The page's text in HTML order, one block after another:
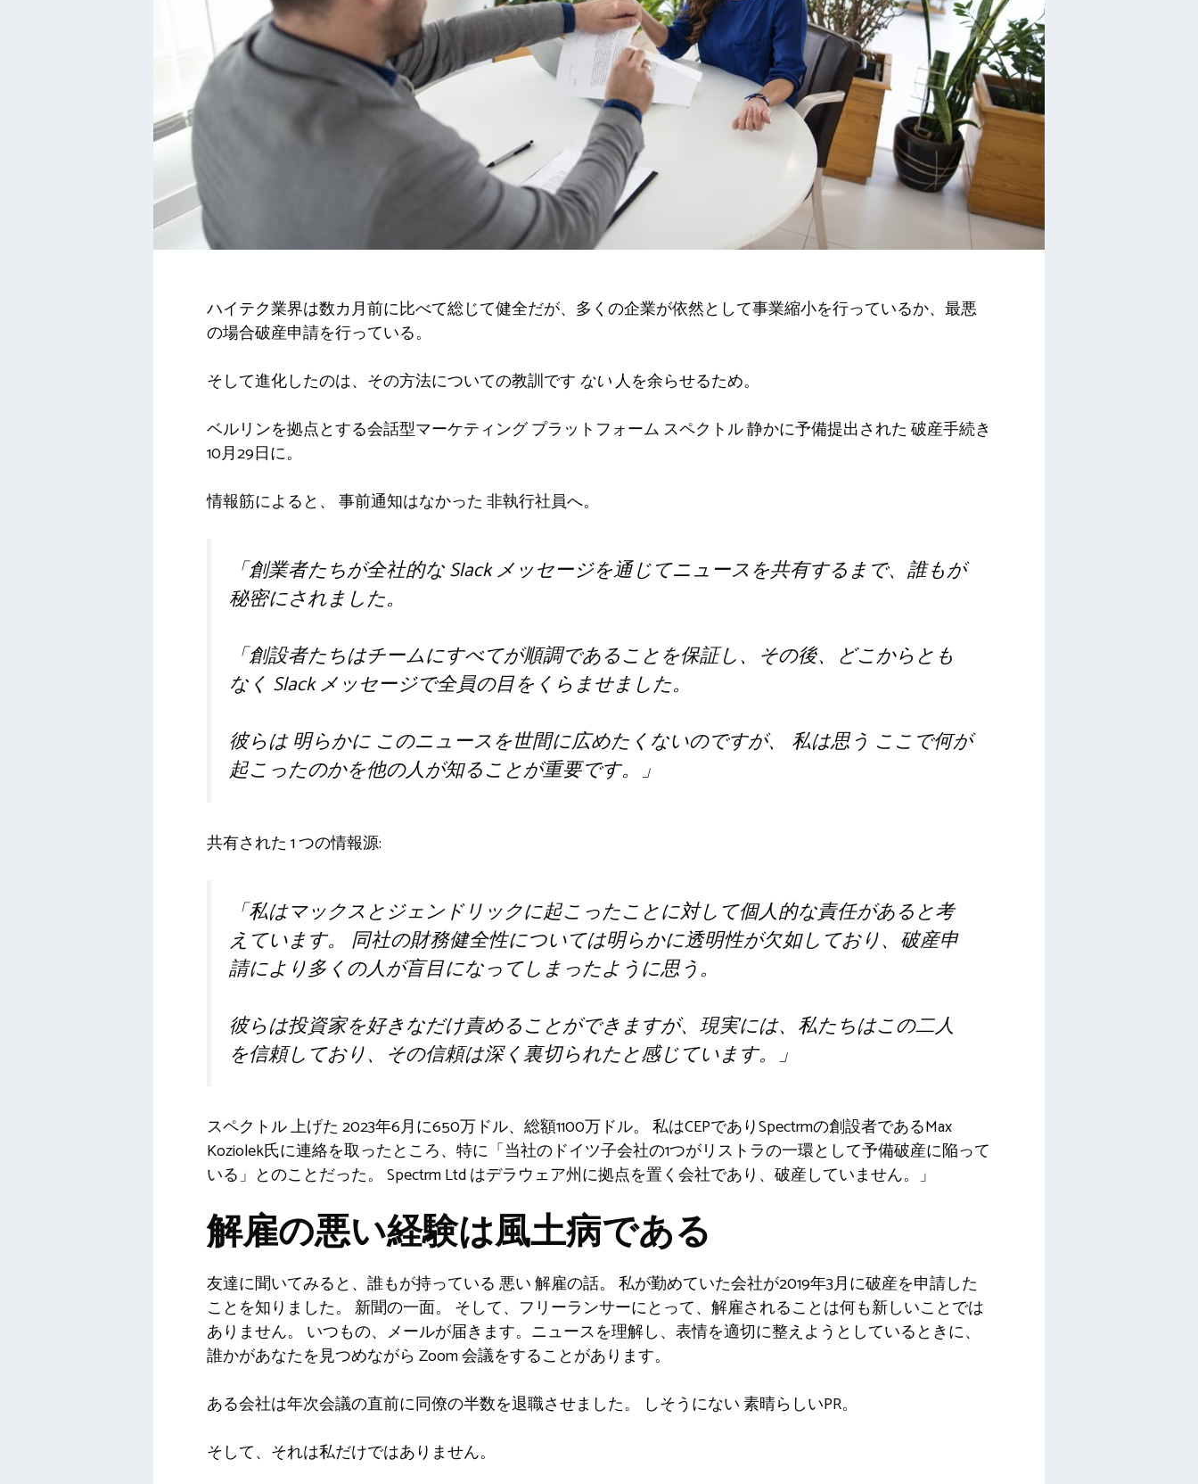
ハイテク業界は数カ月前に比べて総じて健全だが、多くの企業が依然として事業縮小を行っているか、最悪
の場合破産申請を行っている。
そして進化したのは、その方法についての教訓です ない人を余らせるため。
ベルリンを拠点とする会話型マーケティング プラットフォーム スペクトル静かに予備提出された破産手続き
10月29日に。
情報筋によると、 事前通知はなかった非執行社員へ。
「創業者たちが全社的な Slack メッセージを通じてニュースを共有するまで、誰もが
秘密にされました。
「創設者たちはチームにすべてが順調であることを保証し、その後、どこからとも
なく Slack メッセージで全員の目をくらませました。
彼らは明らかに このニュースを世間に広めたくないのですが、 私は思う ここで何が
起こったのかを他の人が知ることが重要です。」
共有された 1 つの情報源:
「私はマックスとジェンドリックに起こったことに対して個人的な責任があると考
えています。 同社の財務健全性については明らかに透明性が欠如しており、破産申
請により多くの人が盲目になってしまったように思う。
彼らは投資家を好きなだけ責めることができますが、現実には、私たちはこの二人
を信頼しており、その信頼は深く裏切られたと感じています。」
スペクトル上げた2023年6月に650万ドル、総額1100万ドル。 私はCEPでありSpectrmの創設者であるMax
Koziolek氏に連絡を取ったところ、特に「当社のドイツ子会社の1つがリストラの一環として予備破産に陥って
いる」とのことだった。 Spectrm Ltd はデラウェア州に拠点を置く会社であり、破産していません。」
解雇の悪い経験は風土病である
友達に聞いてみると、誰もが持っている 悪い解雇の話。 私が勤めていた会社が2019年3月に破産を申請した
ことを知りました。 新聞の一面。 そして、フリーランサーにとって、解雇されることは何も新しいことでは
ありません。 いつもの、メールが届きます。ニュースを理解し、表情を適切に整えようとしているときに、
誰かがあなたを見つめながら Zoom 会議をすることがあります。
ある会社は年次会議の直前に同僚の半数を退職させました。
しそうにない素晴らしいPR。
そして、それは私だけではありません。